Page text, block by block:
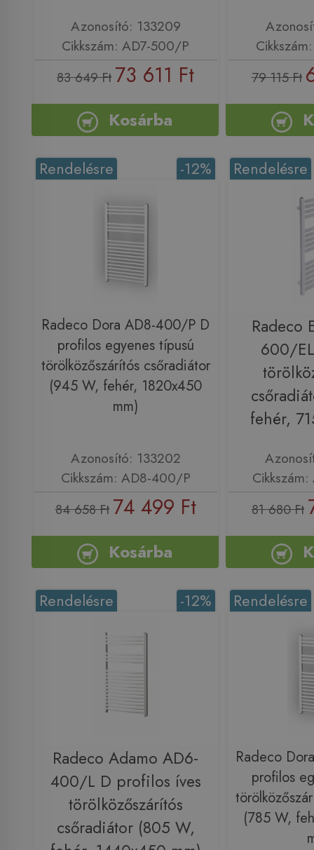
Azonosító: 133209
Cikkszám: AD7-500/P
83 649 Ft 73 611 Ft
Kosárba
79 115 Ft
-12%
Rendelésre
Radeco Dora AD8-400/P D
profilos egyenes típusú
törölközőszárítós csőradiátor
(945 W, fehér, 1820x450
mm)
Azonosító: 133202
Cikkszám: AD8-400/P
84 658 Ft 74 499 Ft
Kosárba
Rendelésre
Radeco
600/
fehér,
81 680 Ft
-12%
Rendelésre
Radeco Adamo AD6-
400/L D profilos íves
törölközőszárítós
csőradiátor (805 W,
Rendelésre
Radeco
profilos
(785 W,